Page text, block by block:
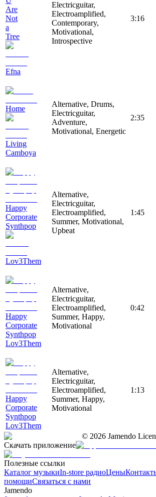
Are
Not
a
Tree
Efna
Electricguitar,
Electroamplified,
Contemporary,
Motivational,
Introspective
3:16
Home
Living
Camboya
Alternative, Drums,
Electricguitar,
Adventure,
Motivational, Energetic
2:35
Happy
Corporate
Synthpop
Lov3Them
Alternative,
Electricguitar,
Electroamplified,
Summer, Motivational,
Upbeat
1:45
Happy
Corporate
Synthpop
Lov3Them
Alternative,
Electricguitar,
Electroamplified,
Summer, Happy,
Motivational
0:42
Happy
Corporate
Synthpop
Lov3Them
Alternative,
Electricguitar,
Electroamplified,
Summer, Happy,
Motivational
1:13
© 2026 Jamendo
Скачать приложение
Полезные ссылки
Каталог музыкиIn-store радиоЦены
помощиСвязаться с нами
Jamendo